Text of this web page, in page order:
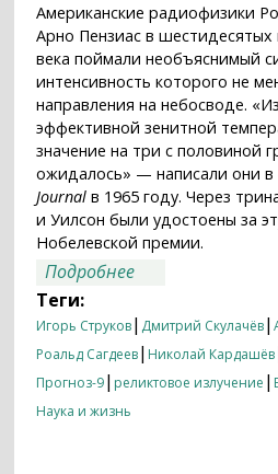
Американские радиофизики
Арно Пензиас в
века поймали необъяснимый
интенсивность которого не
направления на небосводе.
эффективной зенитной
значение на три с половиной
ожидалось» — написали они в
Journal в 1965 году. Через
и Уилсон были удостоены за
Нобелевской премии.
Подробнее
Теги:
Игорь Струков| Дмитрий Скулачёв|
Роальд Сагдеев| Николай Кардашёв
Прогноз-9| реликтовое излучение |
Наука и жизнь